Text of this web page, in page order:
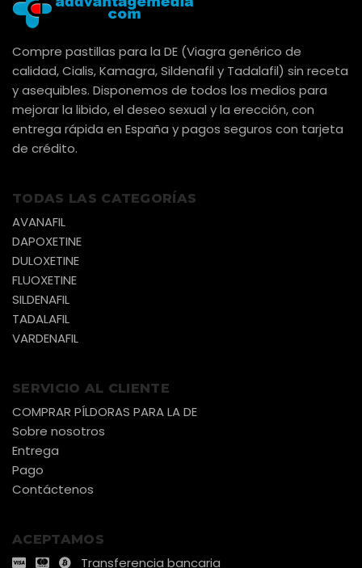
Compre pastillas para la DE (Viagra genérico de
calidad, Cialis, Kamagra, Sildenafil y Tadalafil) sin receta
y asequibles. Disponemos de todos los medios para
mejorar la libido, el deseo sexual y la erección, con
entrega rápida en España y pagos seguros con tarjeta
de crédito.
TODAS LAS CATEGORÍAS
AVANAFIL
DAPOXETINE
DULOXETINE
FLUOXETINE
SILDENAFIL
TADALAFIL
VARDENAFIL
SERVICIO AL CLIENTE
COMPRAR PÍLDORAS PARA LA DE
Sobre nosotros
Entrega
Pago
Contáctenos
ACEPTAMOS
Transferencia bancaria